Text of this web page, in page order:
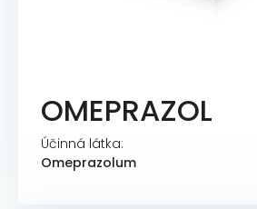
OMEPRAZOL
Účinná látka:
Omeprazolum